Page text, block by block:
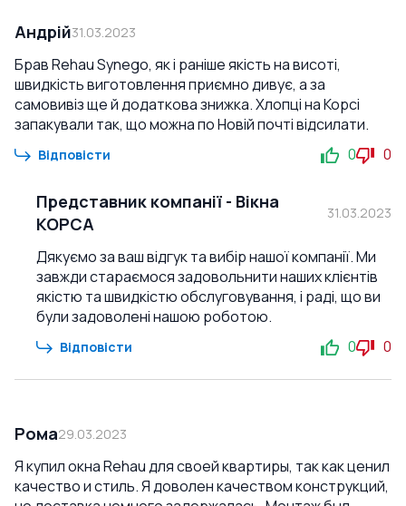
Андрій31.03.2023
Брав Rehau Synego, як і раніше якість на висоті,
швидкість виготовлення приємно дивує, а за
самовивіз ще й додаткова знижка. Хлопці на Корсі
запакували так, що можна по Новій почті відсилати.
Відповісти 0 0
Представник компанії - Вікна
КОРСА
31.03.2023
Дякуємо за ваш відгук та вибір нашої компанії. Ми
завжди стараємося задовольнити наших клієнтів
якістю та швидкістю обслуговування, і раді, що ви
були задоволені нашою роботою.
Відповісти 0 0
Рома29.03.2023
Я купил окна Rehau для своей квартиры, так как ценил
качество и стиль. Я доволен качеством конструкций,